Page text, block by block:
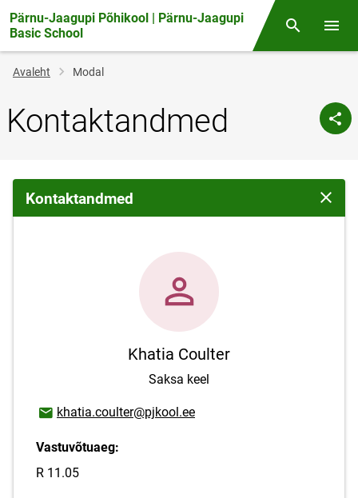
Pärnu-Jaagupi Põhikool | Pärnu-Jaagupi
Basic School
Otsing
Jälglink
Avaleht Modal
Kontaktandmed
Kontaktandmed Sulge
Khatia Coulter
Saksa keel
E-posti aadress
khatia.coulter@pjkool.ee
Vastuvõtuaeg:
R 11.05